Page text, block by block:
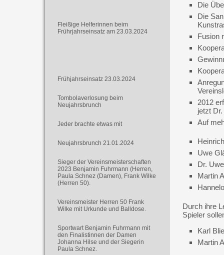
Fleißige Helferinnen beim
Frührjahrseinsatz am 23.03.2024
Frühjahrseinsatz 23.03.2024
Tombolaverlosung beim
Neujahrsbrunch
Jeder brachte etwas mit
Neujahrsbrunch 21.01.2024
Sieger der Vereinsmeisterschaften
2023 Benjamin Fuhrmann (Herren,
Paula Schnez (Damen), Frank Wilke
(Herren 50).
Vereinsmeister Herren 50 Frank
Wilke mit Urkunde und Balldose.
Sportwart Benjamin Fuhrmann mit
den Finalistinnen der Damen
Johanna Hilse und der Siegerin
Paula Schnez.
Die
Die
Fusion
2012
jetzt
Auf
Uwe
Dr.
Martin
Durch ihre
Spieler
Karl
Martin